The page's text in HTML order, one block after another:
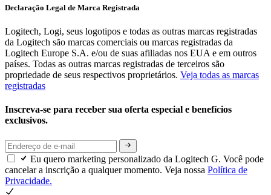
Declaração Legal de Marca Registrada
Logitech, Logi, seus logotipos e todas as outras marcas registradas
da Logitech são marcas comerciais ou marcas registradas da
Logitech Europe S.A. e/ou de suas afiliadas nos EUA e em outros
países. Todas as outras marcas registradas de terceiros são
propriedade de seus respectivos proprietários. Veja todas as marcas
registradas
Inscreva-se para receber sua oferta especial e benefícios
exclusivos.
Eu quero marketing personalizado da Logitech G. Você pode
cancelar a inscrição a qualquer momento. Veja nossa Política de
Privacidade.